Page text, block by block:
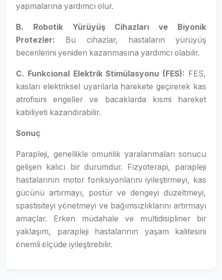
yapmalarına yardımcı olur.
B. Robotik Yürüyüş Cihazları ve Biyonik
Protezler: Bu cihazlar, hastaların yürüyüş
becerilerini yeniden kazanmasına yardımcı olabilir.
C. Funkcional Elektrik Stimülasyonu (FES): FES,
kasları elektriksel uyarılarla harekete geçirerek kas
atrofisini engeller ve bacaklarda kısmi hareket
kabiliyeti kazandırabilir.
Sonuç
Parapleji, genellikle omurilik yaralanmaları sonucu
gelişen kalıcı bir durumdur. Fizyoterapi, parapleji
hastalarının motor fonksiyonlarını iyileştirmeyi, kas
gücünü artırmayı, postür ve dengeyi düzeltmeyi,
spastisiteyi yönetmeyi ve bağımsızlıklarını artırmayı
amaçlar. Erken müdahale ve multidisipliner bir
yaklaşım, parapleji hastalarının yaşam kalitesini
önemli ölçüde iyileştirebilir.